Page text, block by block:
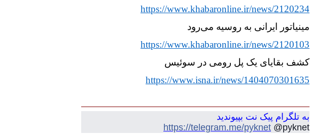
https://www.khabaronline.ir/news/2120234
مینیاتور ایرانی به روسیه می‌رود
https://www.khabaronline.ir/news/2120103
کشف بقایای یک پل رومی در سوئیس
https://www.isna.ir/news/1404070301635
به تلگرام پیک نت بپیوندید
https://telegram.me/pyknet @pyknet